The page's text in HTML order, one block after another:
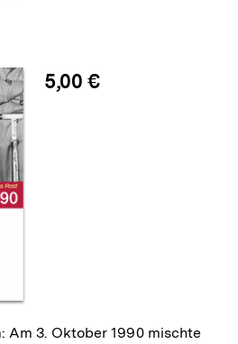
5,00 €
Am 3. Oktober 1990 mischte